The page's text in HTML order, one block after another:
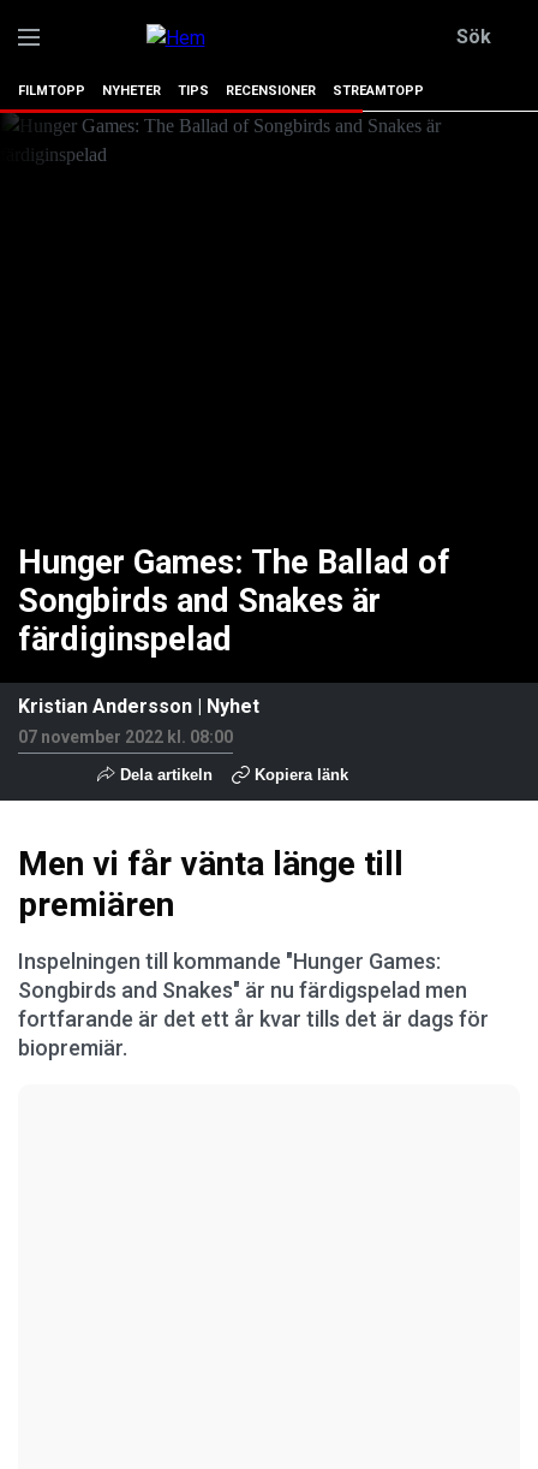
Sök
FILMTOPP NYHETER TIPS RECENSIONER STREAMTOPP
Hunger Games: The Ballad of
Songbirds and Snakes är
färdiginspelad
Kristian Andersson | Nyhet
07 november 2022 kl. 08:00
Dela artikeln Kopiera länk
Men vi får vänta länge till
premiären
Inspelningen till kommande "Hunger Games:
Songbirds and Snakes" är nu färdigspelad men
fortfarande är det ett år kvar tills det är dags för
biopremiär.